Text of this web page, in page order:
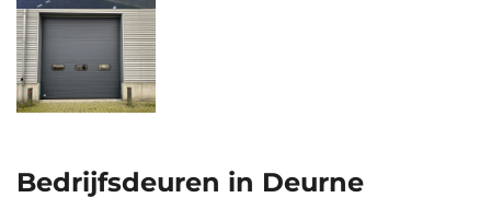
Bedrijfsdeuren in Deurne